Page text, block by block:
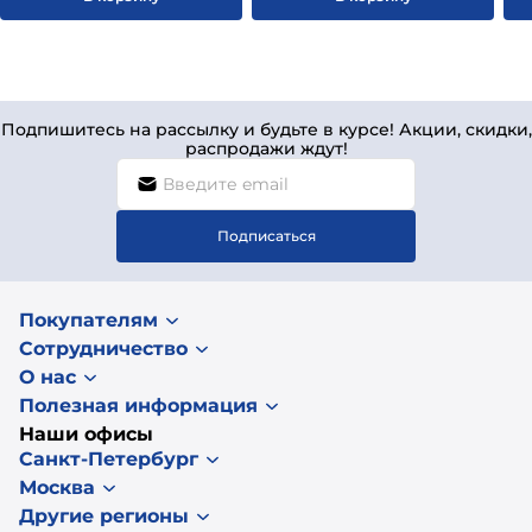
Подпишитесь на рассылку и будьте в курсе! Акции, скидки,
распродажи ждут!
Подписаться
Покупателям
Сотрудничество
О нас
Полезная информация
Наши офисы
Санкт-Петербург
Москва
Другие регионы